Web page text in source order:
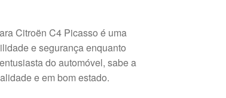
Citroën C4 Picasso é uma
e segurança enquanto
do automóvel, sabe a
e em bom estado.